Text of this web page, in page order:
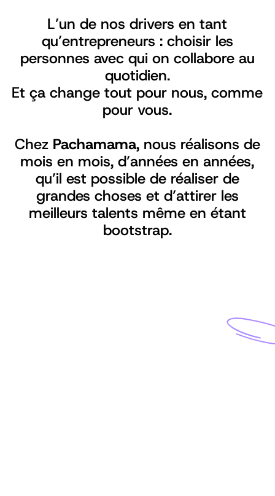
L’un de nos drivers en tant
qu’entrepreneurs : choisir les
personnes avec qui on collabore au
quotidien.
Et ça change tout pour nous, comme
pour vous.
Chez Pachamama, nous réalisons de
mois en mois, d’années en années,
qu’il est possible de réaliser de
grandes choses et d’attirer les
meilleurs talents même en étant
bootstrap.